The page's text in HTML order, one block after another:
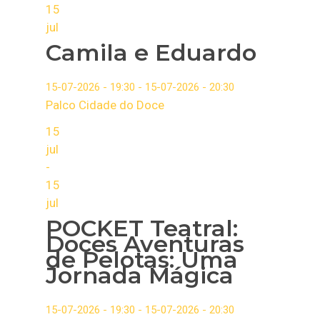
15
jul
Camila e Eduardo
15-07-2026 - 19:30 - 15-07-2026 - 20:30
Palco Cidade do Doce
15
jul
-
15
jul
POCKET Teatral:
Doces Aventuras
de Pelotas: Uma
Jornada Mágica
15-07-2026 - 19:30 - 15-07-2026 - 20:30